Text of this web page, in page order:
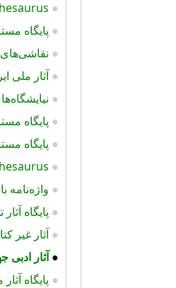
●
● پايگاه
●
●آثار ملی
●
● پایگاه
● پایگاه
●
●
● پایگاه
●آثار غیر
●آثار ادبی
● پایگاه